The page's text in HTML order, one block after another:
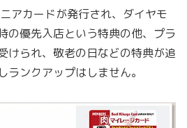
アカードが発行され、ダイヤモ
の優先入店という特典の他、プラ
けられ、敬老の日などの特典が追
ランクアップはしません。